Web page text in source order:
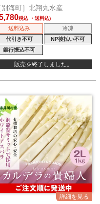
別海町］北翔丸水産
税込
送料込み
冷凍
代引き不可
NP後払い不可
銀行振込不可
販売を終了しました。